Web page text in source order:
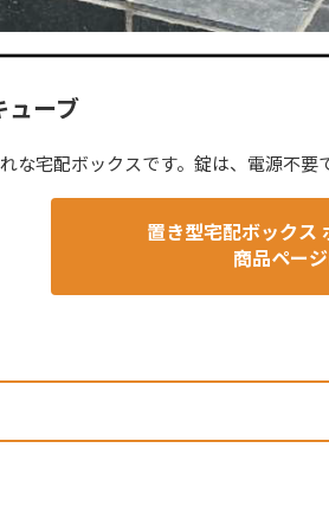
ューブ
な宅配ボックスです。錠は、電源不要
置き型宅配ボックス
商品ペー